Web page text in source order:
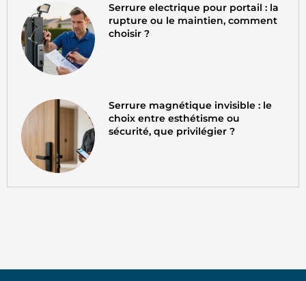
Serrure electrique pour portail : la
rupture ou le maintien, comment
choisir ?
Serrure magnétique invisible : le
choix entre esthétisme ou
sécurité, que privilégier ?